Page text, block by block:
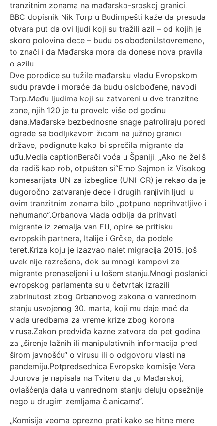
tranzitnim zonama na mađarsko-srpskoj granici.
BBC dopisnik Nik Torp u Budimpešti kaže da presuda
otvara put da ovi ljudi koji su tražili azil – od kojih je
skoro polovina dece – budu oslobođeni.Istovremeno,
to znači i da Mađarska mora da donese nova pravila
o azilu.
Dve porodice su tužile mađarsku vladu Evropskom
sudu pravde i moraće da budu oslobođene, navodi
Torp.Među ljudima koji su zatvoreni u dve tranzitne
zone, njih 120 je tu provelo više od godinu
dana.Mađarske bezbednosne snage patroliraju pored
ograde sa bodljikavom žicom na južnoj granici
države, podignute kako bi sprečila migrante da
uđu.Media captionBerači voća u Španiji: „Ako ne želiš
da radiš kao rob, otpušten si“Erno Sajmon iz Visokog
komesarijata UN za izbeglice (UNHCR) je rekao da je
dugoročno zatvaranje dece i drugih ranjivih ljudi u
ovim tranzitnim zonama bilo „potpuno neprihvatljivo i
nehumano“.Orbanova vlada odbija da prihvati
migrante iz zemalja van EU, opire se pritisku
evropskih partnera, Italije i Grčke, da podele
teret.Kriza koju je izazvao nalet migracija 2015. još
uvek nije razrešena, dok su mnogi kampovi za
migrante prenaseljeni i u lošem stanju.Mnogi poslanici
evropskog parlamenta su u četvrtak izrazili
zabrinutost zbog Orbanovog zakona o vanrednom
stanju usvojenog 30. marta, koji mu daje moć da
vlada uredbama za vreme krize zbog korona
virusa.Zakon predviđa kazne zatvora do pet godina
za „širenje lažnih ili manipulativnih informacija pred
širom javnošću“ o virusu ili o odgovoru vlasti na
pandemiju.Potpredsednica Evropske komisije Vera
Jourova je napisala na Tviteru da „u Mađarskoj,
ovlašćenja data u vanrednom stanju deluju opsežnije
nego u drugim zemljama članicama“.
„Komisija veoma oprezno prati kako se hitne mere